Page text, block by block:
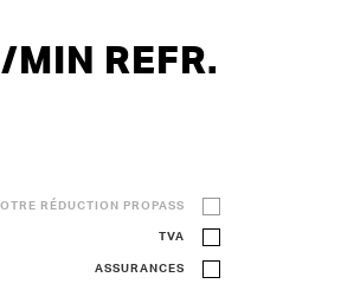
MIN REFR.
RÉDUCTION PROPASS
TVA
ASSURANCES